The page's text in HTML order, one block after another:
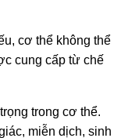
cơ thể không thể
cung cấp từ chế
trong cơ thể.
miễn dịch, sinh